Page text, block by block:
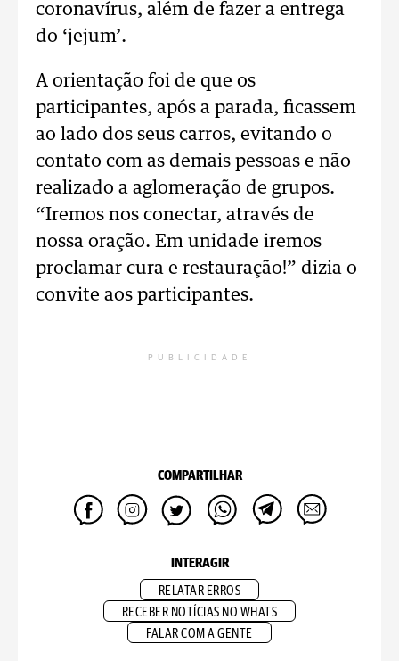
coronavírus, além de fazer a entrega
do ‘jejum’.
A orientação foi de que os
participantes, após a parada, ficassem
ao lado dos seus carros, evitando o
contato com as demais pessoas e não
realizado a aglomeração de grupos.
“Iremos nos conectar, através de
nossa oração. Em unidade iremos
proclamar cura e restauração!” dizia o
convite aos participantes.
PUBLICIDADE
COMPARTILHAR
INTERAGIR
RELATAR ERROS
RECEBER NOTÍCIAS NO WHATS
FALAR COM A GENTE